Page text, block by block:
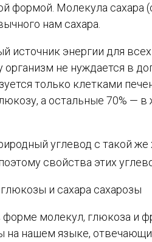
формой. Молекула сахара
нам сахара.
источник энергии для
не нуждается в
только клетками
а остальные 70% —
углевод с такой
свойства этих
форме молекул, глюкоза и
на нашем языке,